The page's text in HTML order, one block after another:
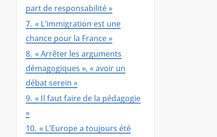
part de responsabilité »
7. « L’immigration est une
chance pour la France »
8. « Arrêter les arguments
démagogiques », « avoir un
débat serein »
9. « Il faut faire de la pédagogie
»
10. « L’Europe a toujours été